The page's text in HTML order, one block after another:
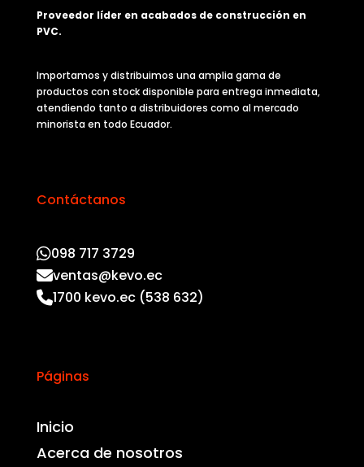
Proveedor líder en acabados de construcción en
PVC.
Importamos y distribuimos una amplia gama de
productos con stock disponible para entrega inmediata,
atendiendo tanto a distribuidores como al mercado
minorista en todo Ecuador.
Contáctanos
098 717 3729
ventas@kevo.ec
1700 kevo.ec (538 632)
Páginas
Inicio
Acerca de nosotros